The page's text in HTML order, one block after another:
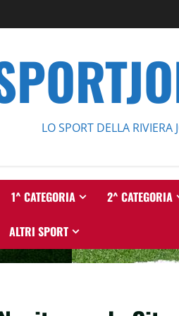
LO SPORT DELLA RIVIERA
1^ CATEGORIA 2^ CATEGORIA
ALTRI SPORT